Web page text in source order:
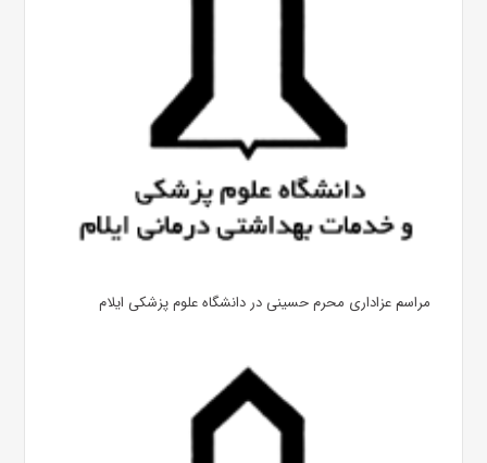
مراسم عزاداری محرم حسینی در دانشگاه علوم پزشکی ایلام